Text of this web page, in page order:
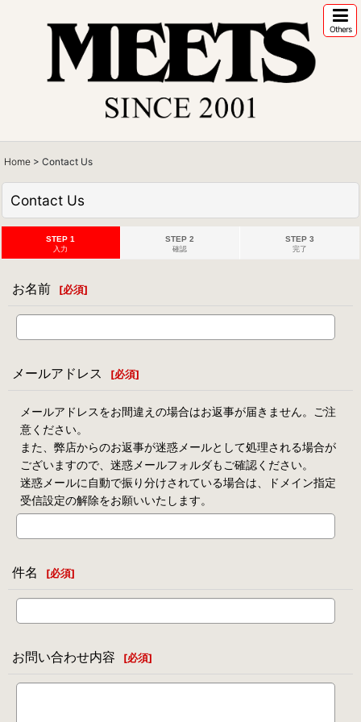
Others
Home > Contact Us
Contact Us
STEP 1
入力
STEP 2
確認
STEP 3
完了
お名前 [必須]
メールアドレス [必須]
メールアドレスをお間違えの場合はお返事が届きません。ご注
意ください。
また、弊店からのお返事が迷惑メールとして処理される場合が
ございますので、迷惑メールフォルダもご確認ください。
迷惑メールに自動で振り分けされている場合は、ドメイン指定
受信設定の解除をお願いいたします。
件名 [必須]
お問い合わせ内容 [必須]